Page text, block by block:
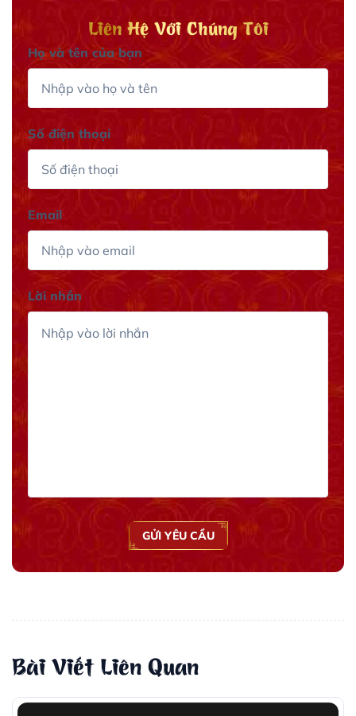
Liên Hệ Với Chúng Tôi
Họ và tên của bạn
Số điện thoại
Email
Lời nhắn
GỬI YÊU CẦU
Bài Viết Liên Quan